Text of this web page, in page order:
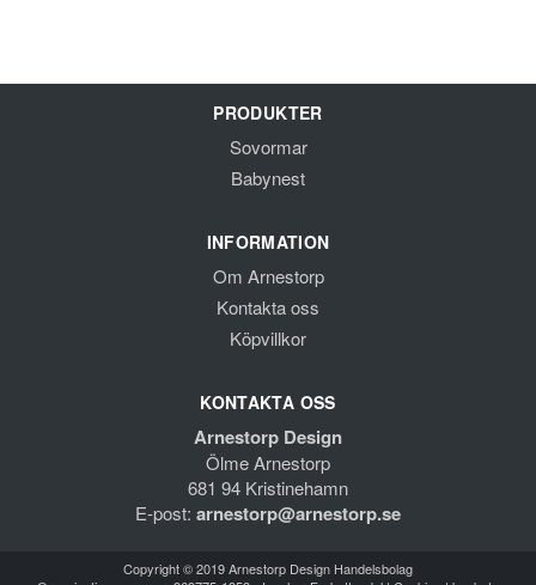
PRODUKTER
Sovormar
Babynest
INFORMATION
Om Arnestorp
Kontakta oss
Köpvillkor
KONTAKTA OSS
Arnestorp Design
Ölme Arnestorp
681 94 Kristinehamn
E-post: arnestorp@arnestorp.se
Copyright © 2019 Arnestorp Design Handelsbolag